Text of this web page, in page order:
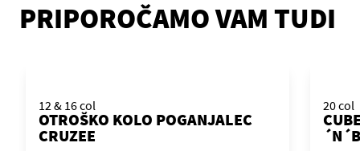
PRIPOROČAMO VAM TUDI
12 & 16 col
OTROŠKO KOLO POGANJALEC
CRUZEE
20 col